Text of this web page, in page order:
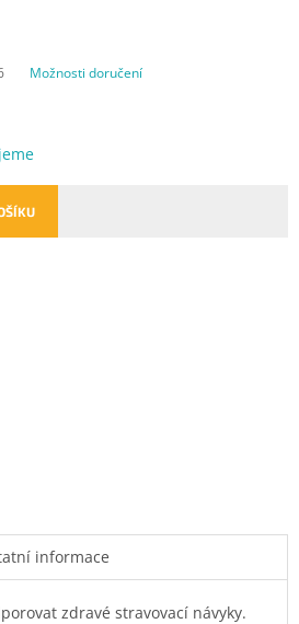
Možnosti doručení
informace
zdravé stravovací návyky.